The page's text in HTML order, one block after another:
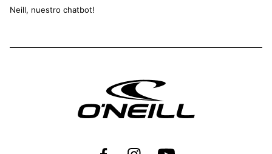
Neill, nuestro chatbot!